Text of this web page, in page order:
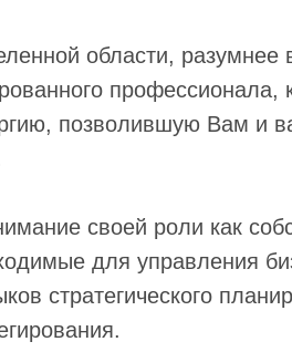
области, разумнее
профессионала,
позволившую Вам и
своей роли как
для управления
стратегического